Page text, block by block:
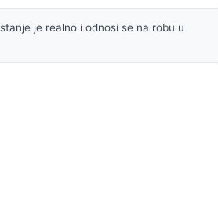
je realno i odnosi se na robu u